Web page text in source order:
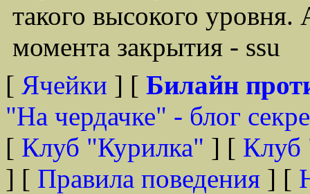
такого высокого
момента закрытия - ssu
[ Ячейки ] [ Билайн
"На чердачке" - блог
[ Клуб "Курилка" ] [ Клуб
] [ Правила поведения ] [